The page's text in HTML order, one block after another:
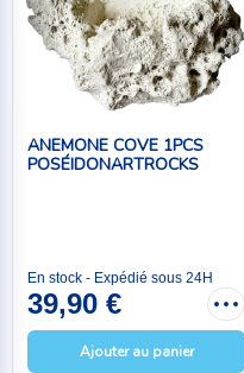
ANEMONE COVE 1PCS
POSÉIDONARTROCKS
En stock - Expédié sous 24H
39,90 €
Ajouter au panier